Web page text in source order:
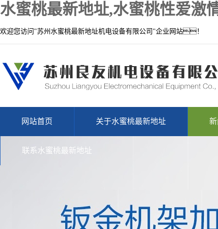
水蜜桃最新地址,水蜜桃性爱激
欢迎您访问"苏州水蜜桃最新地址机电设备有限公司"企业网站！
网站首页 关于水蜜桃最新地址
联系水蜜桃最新地址